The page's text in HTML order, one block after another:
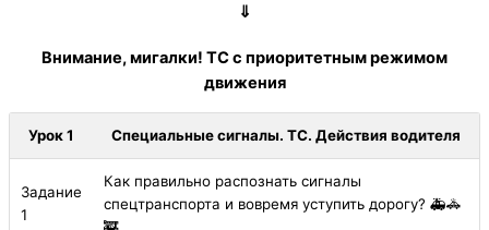
⇓
Внимание, мигалки! ТС с приоритетным режимом
движения
Урок 1 Специальные сигналы. ТС. Действия водителя
Задание
1
Как правильно распознать сигналы
спецтранспорта и вовремя уступить дорогу? 🚑🚓